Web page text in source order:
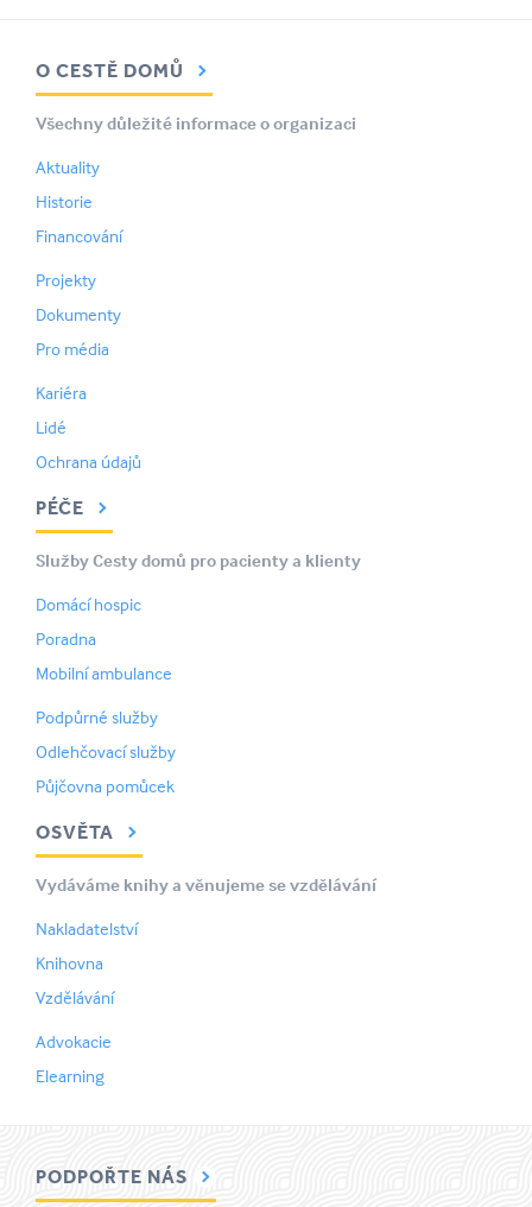
O CESTĚ DOMŮ
Všechny důležité informace o organizaci
Aktuality
Historie
Financování
Projekty
Dokumenty
Pro média
Kariéra
Lidé
Ochrana údajů
PÉČE
Služby Cesty domů pro pacienty a klienty
Domácí hospic
Poradna
Mobilní ambulance
Podpůrné služby
Odlehčovací služby
Půjčovna pomůcek
OSVĚTA
Vydáváme knihy a věnujeme se vzdělávání
Nakladatelství
Knihovna
Vzdělávání
Advokacie
Elearning
PODPOŘTE NÁS